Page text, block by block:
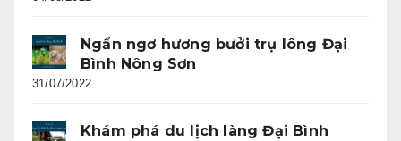
Ngẩn ngơ hương bưởi trụ lông Đại
Bình Nông Sơn
31/07/2022
Khám phá du lịch làng Đại Bình